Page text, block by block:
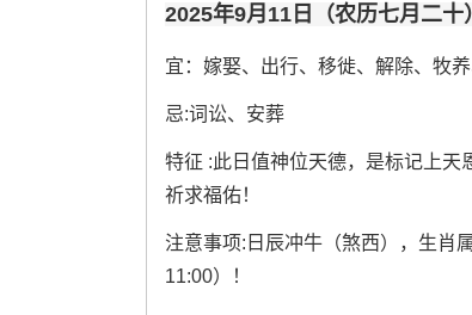
2025年9月11日（农历七月二十）
宜：嫁娶、出行、移徙、解除、牧
忌:词讼、安葬
特征 :此日值神位天德，是标记上天
祈求福佑！
注意事项:日辰冲牛（煞西），生肖
11:00）！